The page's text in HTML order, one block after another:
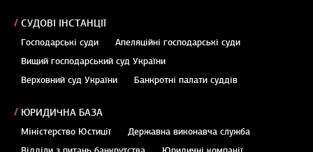
СУДОВІ ІНСТАНЦІЇ
Господарські суди
Апеляційні господарські суди
Вищий господарський суд України
Верховний суд України
Банкротні палати суддів
ЮРИДИЧНА БАЗА
Міністерство Юстиції
Державна виконавча служба